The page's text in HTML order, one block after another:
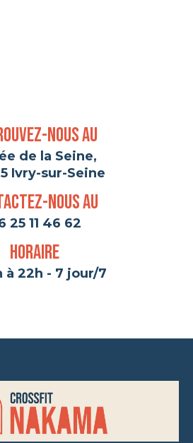
nous au
de la Seine,
Ivry-sur-Seine
nous au
25 11 46 62
Horaire
à 22h - 7 jour/7